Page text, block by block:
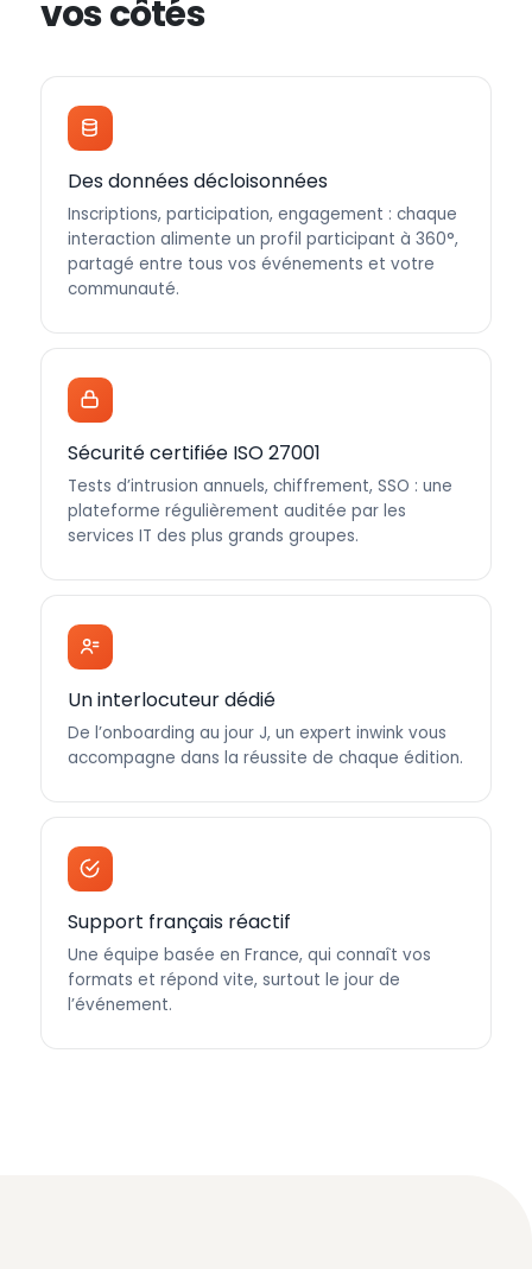
vos côtés
Des données décloisonnées
Inscriptions, participation, engagement : chaque
interaction alimente un profil participant à 360°,
partagé entre tous vos événements et votre
communauté.
Sécurité certifiée ISO 27001
Tests d’intrusion annuels, chiffrement, SSO : une
plateforme régulièrement auditée par les
services IT des plus grands groupes.
Un interlocuteur dédié
De l’onboarding au jour J, un expert inwink vous
accompagne dans la réussite de chaque édition.
Support français réactif
Une équipe basée en France, qui connaît vos
formats et répond vite, surtout le jour de
l’événement.